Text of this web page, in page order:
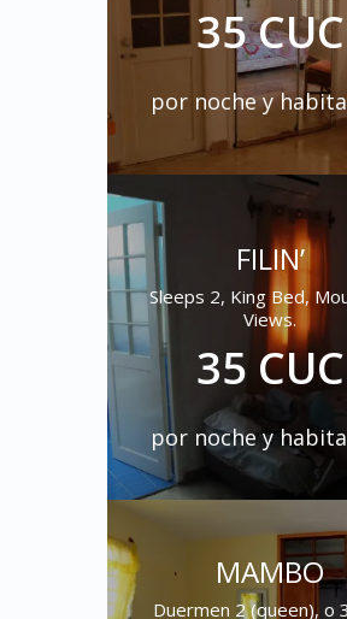
35 CUC
por noche y
FILIN’
Sleeps 2, King Bed,
Views.
35 CUC
por noche y
MAMBO
Duermen 2 (queen), o